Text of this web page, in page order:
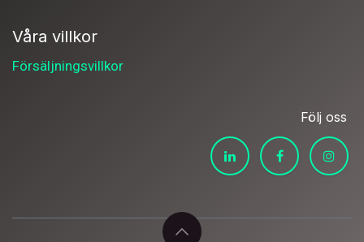
Våra villkor
Försäljningsvillkor
Följ oss